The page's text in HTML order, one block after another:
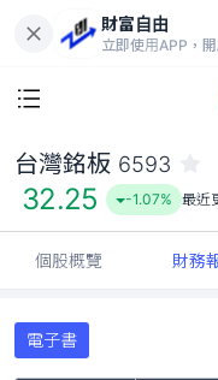
財富自由
立即使用APP，
台灣銘板 6593
32.25 -1.07% 最近
個股概覽 財務
電子書